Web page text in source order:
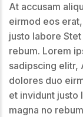
At accusam
eirmod eos
justo labore
rebum. Lorem
sadipscing elitr,
dolores duo
et invidunt justo
magna no